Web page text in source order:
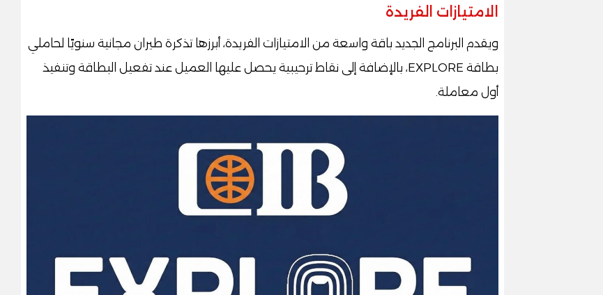
الامتيازات الفريدة
ويقدم البرنامج الجديد باقة واسعة من الامتيازات الفريدة، أبرزها تذكرة طيران مجانية سنويًا لحاملي
بطاقة EXPLORE، بالإضافة إلى نقاط ترحيبية يحصل عليها العميل عند تفعيل البطاقة وتنفيذ
أول معاملة.